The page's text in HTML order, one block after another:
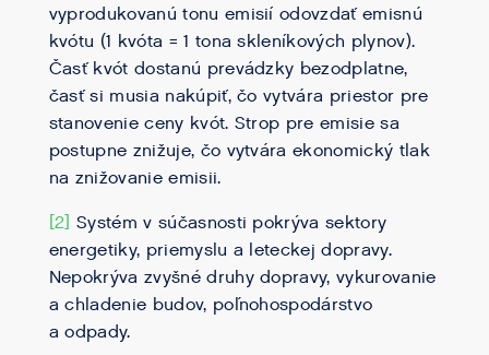
vyprodukovanú tonu emisií odovzdať emisnú
kvótu (1 kvóta = 1 tona skleníkových plynov).
Časť kvót dostanú prevádzky bezodplatne,
časť si musia nakúpiť, čo vytvára priestor pre
stanovenie ceny kvót. Strop pre emisie sa
postupne znižuje, čo vytvára ekonomický tlak
na znižovanie emisii.
[2] Systém v súčasnosti pokrýva sektory
energetiky, priemyslu a leteckej dopravy.
Nepokrýva zvyšné druhy dopravy, vykurovanie
a chladenie budov, poľnohospodárstvo
a odpady.